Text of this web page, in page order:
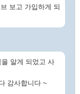
보고 가입하게 되
알게 되었고 사
감사합니다 ~